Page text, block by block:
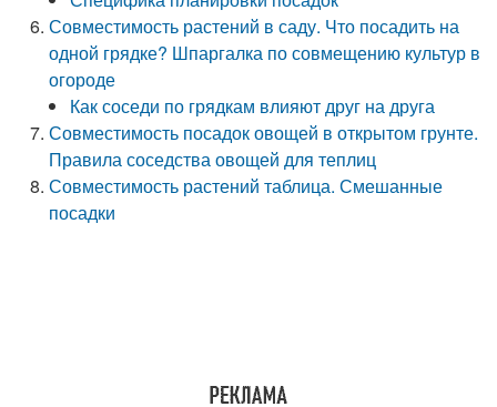
Совместимость растений в саду. Что посадить на
одной грядке? Шпаргалка по совмещению культур в
огороде
Как соседи по грядкам влияют друг на друга
Совместимость посадок овощей в открытом грунте.
Правила соседства овощей для теплиц
Совместимость растений таблица. Смешанные
посадки